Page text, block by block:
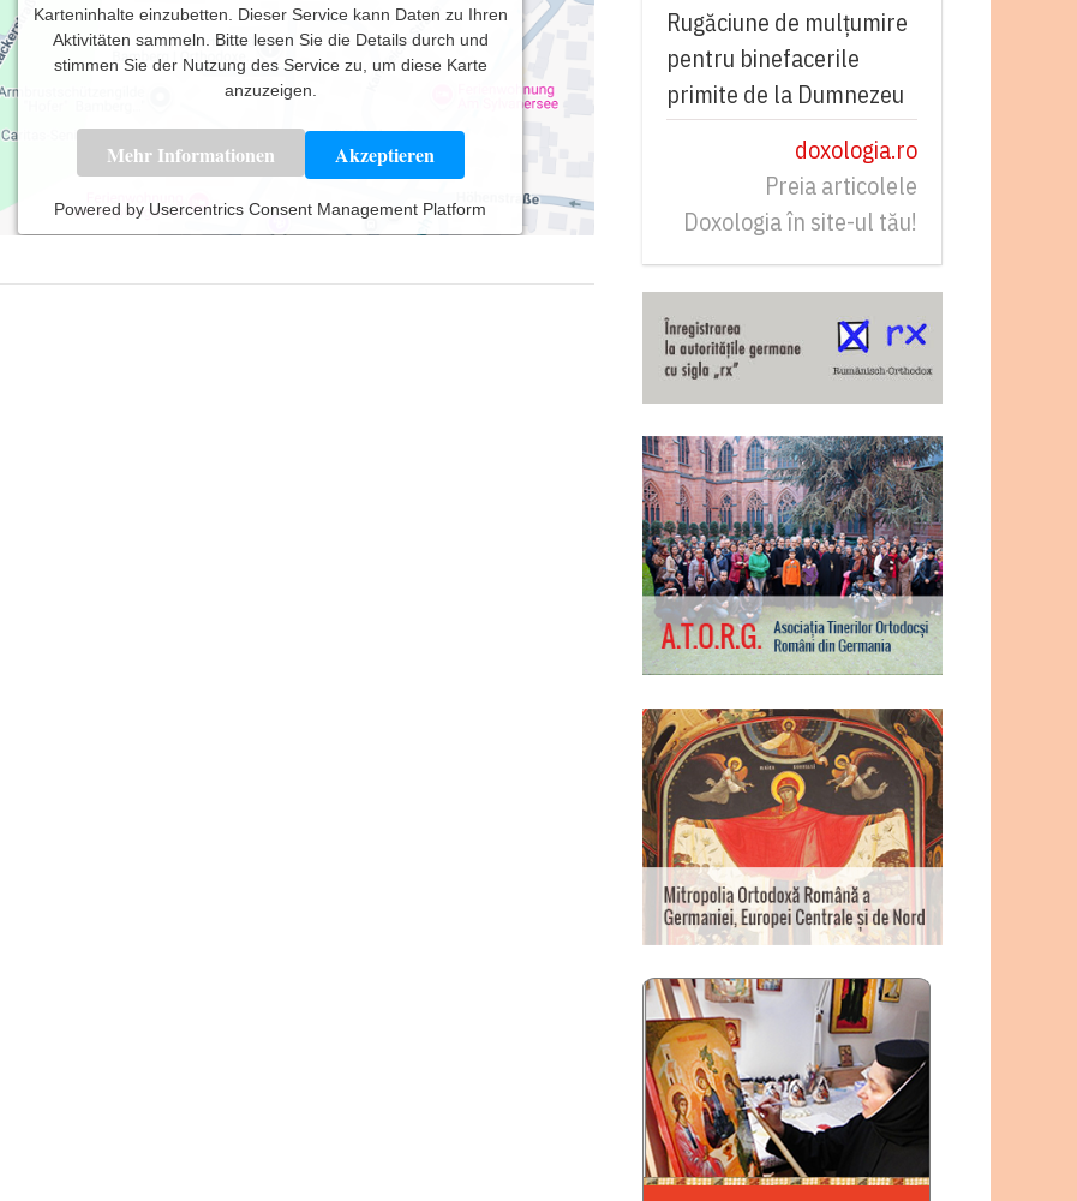
Karteninhalte einzubetten. Dieser Service kann Daten zu Ihren
Aktivitäten sammeln. Bitte lesen Sie die Details durch und
stimmen Sie der Nutzung des Service zu, um diese Karte
anzuzeigen.
Mehr Informationen Akzeptieren
Powered by Usercentrics Consent Management Platform
Rugăciune de mulțumire
pentru binefacerile
primite de la Dumnezeu
doxologia.ro
Preia articolele
Doxologia în site-ul tău!